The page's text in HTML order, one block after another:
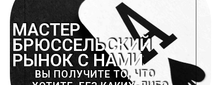
МАСТЕР
БРЮССЕЛЬСКИЙ
РЫНОК С НАМИ
ВЫ ПОЛУЧИТЕ ТО, ЧТО